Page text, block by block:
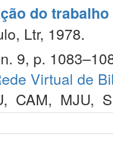
do trabalho
Ltr, 1978.
9, p.
Virtual de
, CAM, MJU,